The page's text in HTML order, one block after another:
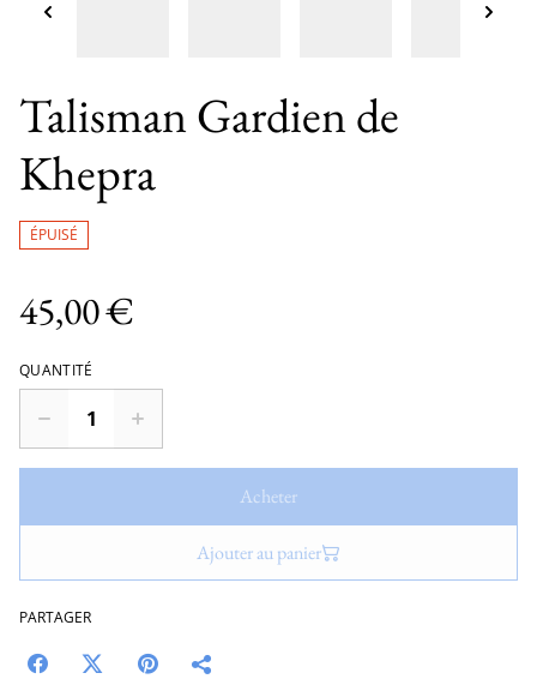
Talisman Gardien de
Khepra
ÉPUISÉ
45,00 €
QUANTITÉ
Acheter
Ajouter au panier
PARTAGER